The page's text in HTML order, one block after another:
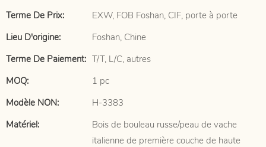
Terme De Prix:
EXW, FOB Foshan, CIF, porte à porte
Lieu D'origine:
Foshan, Chine
Terme De Paiement: T/T, L/C, autres
MOQ:
1 pc
Modèle NON:
H-3383
Matériel:
Bois de bouleau russe/peau de vache
italienne de première couche de haute